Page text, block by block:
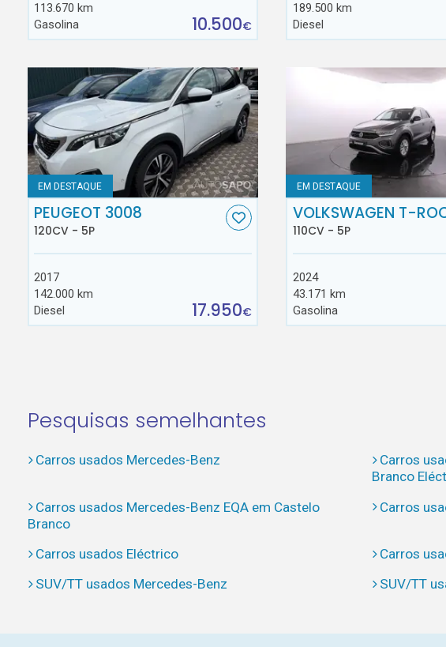
113.670 km
Gasolina
10.500€
189.500 km
Diesel
EM DESTAQUE
PEUGEOT 3008
120CV - 5P
2017
142.000 km
Diesel
17.950€
EM DESTAQUE
VOLKSWAGEN T-
110CV - 5P
2024
43.171 km
Gasolina
Pesquisas semelhantes
Carros usados Mercedes-Benz
Carros
Branco
Carros usados Mercedes-Benz EQA em Castelo
Branco
Carros
Carros usados Eléctrico Carros
SUV/TT usados Mercedes-Benz
SUV/TT